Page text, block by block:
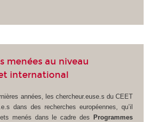
menées au niveau
international
années, les chercheur.euse.s du CEET
dans des recherches européennes, qu’il
menés dans le cadre des
Programmes